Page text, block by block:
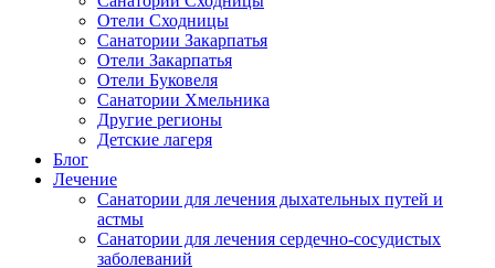
Отели Сходницы
Санатории Закарпатья
Отели Закарпатья
Отели Буковеля
Санатории Хмельника
Другие регионы
Детские лагеря
Блог
Лечение
Санатории для лечения дыхательных путей и
астмы
Санатории для лечения сердечно-сосудистых
заболеваний